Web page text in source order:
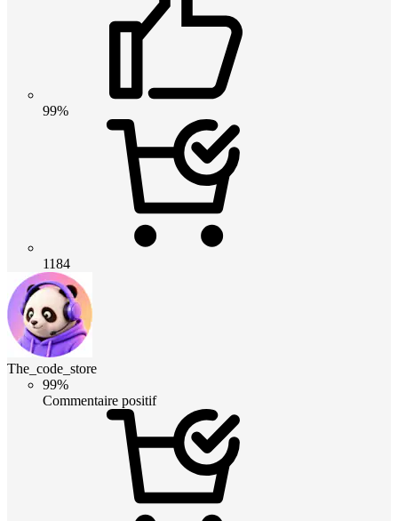
99%
1184
The_code_store
99%
Commentaire positif